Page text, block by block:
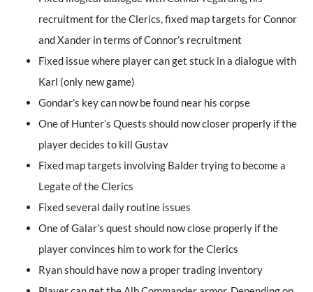
recruitment for the Clerics, fixed map targets for Connor
and Xander in terms of Connor’s recruitment
Fixed issue where player can get stuck in a dialogue with
Karl (only new game)
Gondar’s key can now be found near his corpse
One of Hunter’s Quests should now closer properly if the
player decides to kill Gustav
Fixed map targets involving Balder trying to become a
Legate of the Clerics
Fixed several daily routine issues
One of Galar’s quest should now close properly if the
player convinces him to work for the Clerics
Ryan should have now a proper trading inventory